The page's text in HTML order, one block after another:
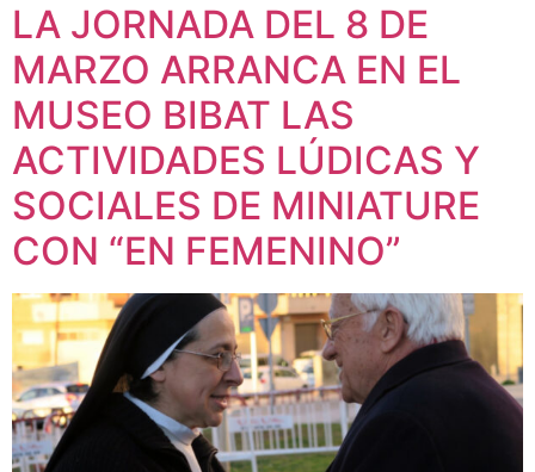
LA JORNADA DEL 8 DE
MARZO ARRANCA EN EL
MUSEO BIBAT LAS
ACTIVIDADES LÚDICAS Y
SOCIALES DE MINIATURE
CON “EN FEMENINO”